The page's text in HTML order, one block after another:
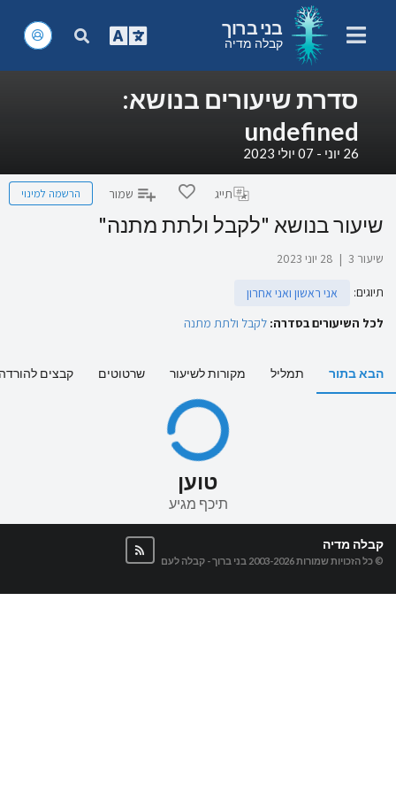
בני ברוך
קבלה מדיה
סדרת שיעורים בנושא:
undefined
26 יוני - 07 יולי 2023
תייג שמור הרשמה למינוי
שיעור בנושא "לקבל ולתת מתנה"
שיעור 3 | 28 יוני 2023
תיוגים:
אני ראשון ואני אחרון
לכל השיעורים בסדרה: לקבל ולתת מתנה
הבא בתור תמליל מקורות לשיעור שרטוטים קבצים
טוען
תיכף מגיע
קבלה מדיה
© כל הזכויות שמורות 2003-2026 בני ברוך - קבלה לעם